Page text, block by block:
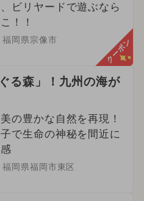
ビリヤードで遊ぶなら
！！
福岡県宗像市 クーポン
る森」！九州の海が
の豊かな自然を再現！
で生命の神秘を間近に
福岡県福岡市東区